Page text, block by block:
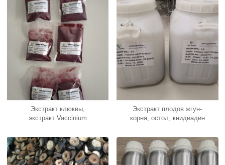
Экстракт клюквы,
экстракт Vaccinium
Экстракт плодов жгун-
корня, остол, книдиадин